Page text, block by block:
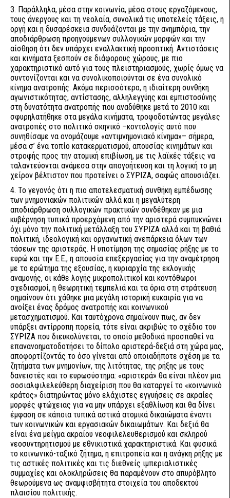
3. Παράλληλα, μέσα στην κοινωνία, μέσα στους εργαζόμενους,
τους άνεργους και τη νεολαία, συνολικά τις υποτελείς τάξεις, η
οργή και η δυσαρέσκεια συνδυάζονται με την ανημπόρια, την
αποδιάρθρωση προηγούμενων συλλογικών μορφών και την
αίσθηση ότι δεν υπάρχει εναλλακτική προοπτική. Αντιστάσεις
και κινήματα ξεσπούν σε διάφορους χώρους, με πιο
χαρακτηριστικό αυτό για τους πλειστηριασμούς, χωρίς όμως να
συντονίζονται και να συνολικοποιούνται σε ένα συνολικό
κίνημα ανατροπής. Ακόμα περισσότερο, η ιδιαίτερη συνθήκη
αγωνιστικότητας, αντίστασης, αλληλεγγύης και εμπιστοσύνης
στη δυνατότητα ανατροπής που αναδύθηκε μετά το 2010 και
σφυρηλατήθηκε στα μεγάλα κινήματα, τροφοδοτώντας μεγάλες
ανατροπές στο πολιτικό σκηνικό –κοντολογίς αυτό που
συνηθίσαμε να ονομάζουμε «αντιμνημονιακό κίνημα»– σήμερα,
μέσα σ’ ένα τοπίο κατακερματισμού, απουσίας κινημάτων και
στροφής προς την ατομική επιβίωση, με τις λαϊκές τάξεις να
ταλαντεύονται ανάμεσα στην απογοήτευση και τη λογική το μη
χείρον βέλτιστον που προτείνει ο ΣΥΡΙΖΑ, σαφώς απουσιάζει.
4. Το γεγονός ότι η πιο αποτελεσματική συνθήκη εμπέδωσης
των μνημονιακών πολιτικών αλλά και η μεγαλύτερη
αποδιάρθρωση συλλογικών πρακτικών συνδέθηκαν με μια
κυβέρνηση τυπικά προερχόμενη από την αριστερά συμπυκνώνει
όχι μόνο την πολιτική μετάλλαξη του ΣΥΡΙΖΑ αλλά και τη βαθιά
πολιτική, ιδεολογική και οργανωτική ανεπάρκεια όλων των
τάσεων της αριστεράς. Η υποτίμηση της σημασίας ρήξης με το
ευρώ και την Ε.Ε., η απουσία επεξεργασίας για την αναμέτρηση
με το ερώτημα της εξουσίας, η κυριαρχία της εκλογικής
αναμονής, οι κάθε λογής μικροπολιτικοί και κοντόθωροι
σχεδιασμοί, η θεωρητική τεμπελιά και τα όρια στη στράτευση
σημαίνουν ότι χάθηκε μια μεγάλη ιστορική ευκαιρία για να
ανοίξει ένας δρόμος ανατροπής και κοινωνικού
μετασχηματισμού. Και ταυτόχρονα σημαίνουν πως, αν δεν
υπάρξει αντίρροπη πορεία, τότε είναι ακριβώς το σχέδιο του
ΣΥΡΙΖΑ που διευκολύνεται, το οποίο μεθοδικά προσπαθεί να
επανανοηματοδοτήσει το δίπολο αριστερά-δεξιά στη χώρα μας,
αποφορτίζοντάς το όσο γίνεται από οποιαδήποτε σχέση με τα
ζητήματα των μνημονίων, της λιτότητας, της ρήξης με τους
δανειστές και το ευρωσύστημα: «αριστερά» θα είναι πλέον μια
σοσιαλφιλελεύθερη διαχείριση που θα καταργεί το «κοινωνικό
κράτος» διατηρώντας μόνο ελάχιστες εγγυήσεις σε ακραίες
μορφές φτώχειας για να μην υπάρχει εξαθλίωση και θα δίνει
έμφαση σε κάποια τυπικά αστικά ατομικά δικαιώματα έναντι
των κοινωνικών και εργασιακών δικαιωμάτων. Και δεξιά θα
είναι ένα μείγμα ακραίου νεοφιλελευθερισμού και σκληρού
νεοσυντηρητισμού με εθνικιστικά χαρακτηριστικά. Και φυσικά
το κοινωνικό-ταξικό ζήτημα, η επιτροπεία και η ανάγκη ρήξης με
τις αστικές πολιτικές και τις διεθνείς ιμπεριαλιστικές
συμμαχίες και ολοκληρώσεις θα παραμένουν στο απυρόβλητο
θεωρούμενα ως αναμφισβήτητα στοιχεία του αποδεκτού
πλαισίου πολιτικής.